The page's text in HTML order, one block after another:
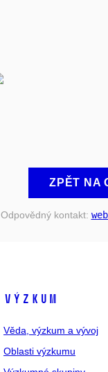
ZPĚT NA
Odpovědný kontakt:
VÝZKUM
Věda, výzkum a vývoj
Oblasti výzkumu